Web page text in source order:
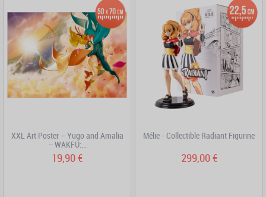
XXL Art Poster – Yugo and Amalia
– WAKFU:...
19,90 €
Mélie - Collectible Radiant Figurine
299,00 €